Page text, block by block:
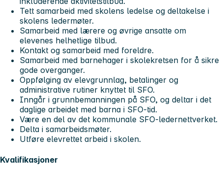
Tett samarbeid med skolens ledelse og deltakelse i
skolens ledermøter.
Samarbeid med lærere og øvrige ansatte om
elevenes helhetlige tilbud.
Kontakt og samarbeid med foreldre.
Samarbeid med barnehager i skolekretsen for å sikre
gode overganger.
Oppfølging av elevgrunnlag, betalinger og
administrative rutiner knyttet til SFO.
Inngår i grunnbemanningen på SFO, og deltar i det
daglige arbeidet med barna i SFO-tid.
Være en del av det kommunale SFO-ledernettverket.
Delta i samarbeidsmøter.
Utføre elevrettet arbeid i skolen.
Kvalifikasjoner